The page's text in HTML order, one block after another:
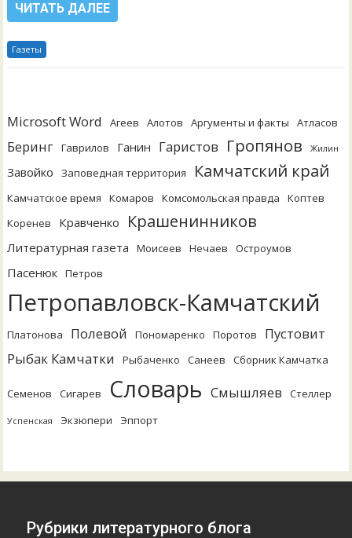
ЧИТАТЬ ДАЛЕЕ
Газеты
Microsoft Word Агеев Алотов Аргументы и факты Атласов
Беринг Гаврилов Ганин Гаристов Гропянов Жилин
Завойко Заповедная территория Камчатский край
Камчатское время Комаров Комсомольская правда
Коптев
Коренев
Кравченко Крашенинников
Литературная газета Моисеев Нечаев Остроумов
Пасенюк Петров
Петропавловск-Камчатский
Платонова Полевой Пономаренко Поротов
Пустовит
Рыбак Камчатки
Рыбаченко Санеев Сборник Камчатка
Семенов Сигарев Словарь Смышляев Стеллер
Успенская Экзюпери Эппорт
Рубрики литературного блога